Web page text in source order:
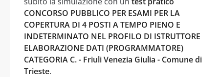
CONCORSO PUBBLICO PER ESAMI PER LA
COPERTURA DI 4 POSTI A TEMPO PIENO E
INDETERMINATO NEL PROFILO DI ISTRUTTORE
ELABORAZIONE DATI (PROGRAMMATORE)
CATEGORIA C. - Friuli Venezia Giulia - Comune di
Trieste.